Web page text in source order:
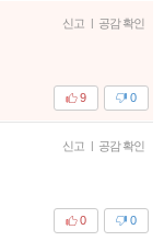
신고 | 공감 확인
0
9
신고 | 공감 확인
0
0